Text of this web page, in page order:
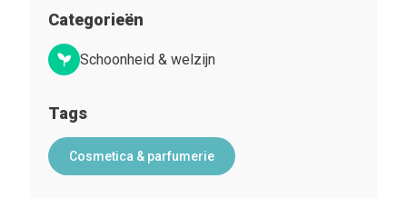
Categorieën
Schoonheid & welzijn
Tags
Cosmetica & parfumerie